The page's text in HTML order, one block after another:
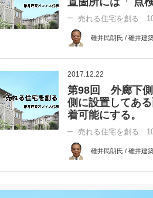
売れる住宅を創る
碓井民朗氏 / 碓井建
2017.12.22
第98回 外廊下側
側に設置してあ
着可能にする。
売れる住宅を創る
碓井民朗氏 / 碓井建